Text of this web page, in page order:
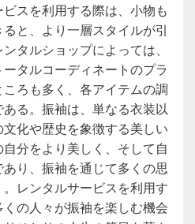
スを利用する際は、小物も
と、より一層スタイルが引
タルショップによっては、
タルコーディネートのプラ
ろも多く、各アイテムの調
る。振袖は、単なる衣装以
化や歴史を象徴する美しい
分をより美しく、そして自
り、振袖を通じて多くの思
レンタルサービスを利用す
の人々が振袖を楽しむ機会